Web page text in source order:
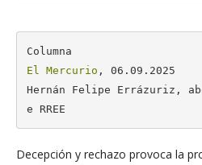
El Mercurio , 06.09.2025
Hernán Felipe Errázuriz,
e RREE
Decepción y rechazo provoca la